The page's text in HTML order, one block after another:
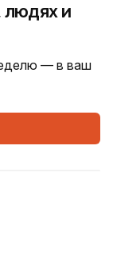
людях и
— в ваш